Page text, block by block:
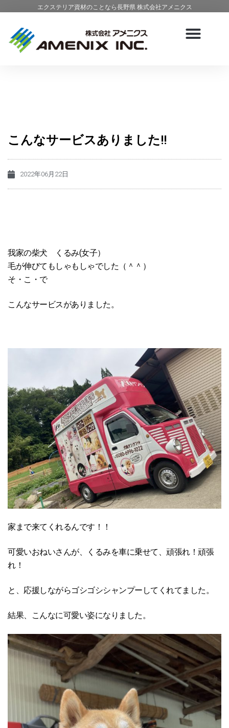
エクステリア資材のことなら長野県 株式会社アメニクス
こんなサービスありました!!
2022年06月22日
我家の柴犬 くるみ(女子）
毛が伸びてもしゃもしゃでした（＾＾）
そ・こ・で
こんなサービスがありました。
家まで来てくれるんです！！
可愛いおねいさんが、くるみを車に乗せて、頑張れ！頑張
れ！
と、応援しながらゴシゴシシャンプーしてくれてました。
結果、こんなに可愛い姿になりました。